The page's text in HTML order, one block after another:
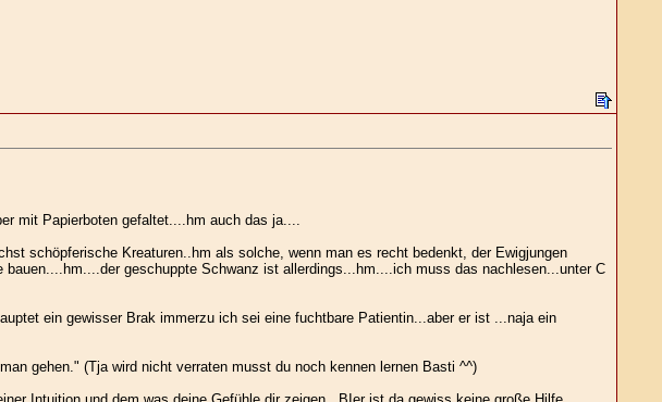
mit Papierboten gefaltet....hm auch das ja....
schöpferische Kreaturen..hm als solche, wenn man es recht bedenkt, der Ewigjungen
geschuppte Schwanz ist allerdings...hm....ich muss das nachlesen...unter C
ein gewisser Brak immerzu ich sei eine fuchtbare Patientin...aber er ist ...naja ein
gehen." (Tja wird nicht verraten musst du noch kennen lernen Basti ^^)
Intuition und dem was deine Gefühle dir zeigen...BIer ist da gewiss keine große Hilfe